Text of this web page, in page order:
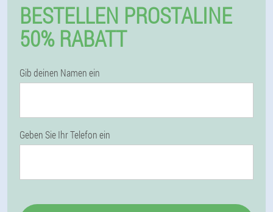
BESTELLEN PROSTALINE
50% RABATT
Gib deinen Namen ein
Geben Sie Ihr Telefon ein